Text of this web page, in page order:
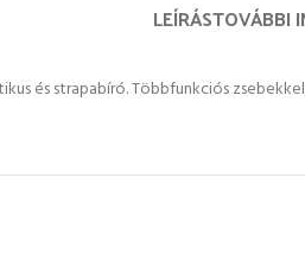
LEÍRÁSTOVÁBBI
és strapabíró. Többfunkciós